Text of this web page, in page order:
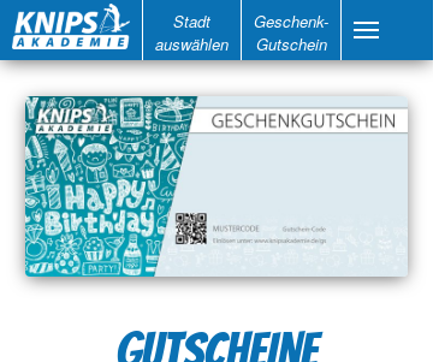
Stadt
auswählen
Geschenk-
Gutschein